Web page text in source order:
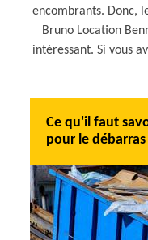
encombrants. Donc,
Bruno Location
intéressant. Si vous
Ce qu'il faut
pour le